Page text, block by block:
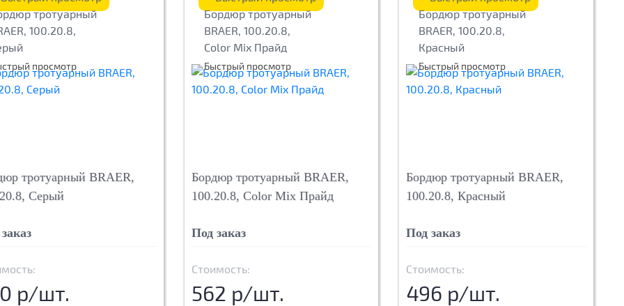
просмотр
тротуарный BRAER,
Серый
р/шт.
Быстрый просмотр
Бордюр тротуарный BRAER,
100.20.8, Color Mix Прайд
Под заказ
Стоимость:
562 р/шт.
Быстрый просмотр
Бордюр тротуарный BRAER,
100.20.8, Красный
Под заказ
Стоимость:
496 р/шт.